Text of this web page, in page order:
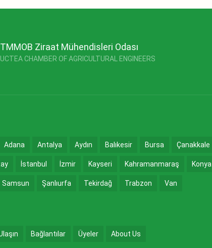
TMMOB Ziraat Mühendisleri Odası
UCTEA CHAMBER OF AGRICULTURAL ENGINEERS
Adana Antalya Aydın Balıkesir Bursa Çanakkale
İstanbul İzmir Kayseri Kahramanmaraş Konya
Samsun Şanlıurfa Tekirdağ Trabzon Van
Bağlantılar Üyeler About Us